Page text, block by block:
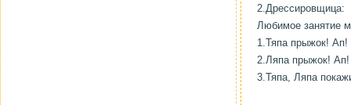
2.Дрессировщица:
Любимое занятие
1.Тяпа прыжок! Ап!
2.Ляпа прыжок! Ап!
3.Тяпа, Ляпа